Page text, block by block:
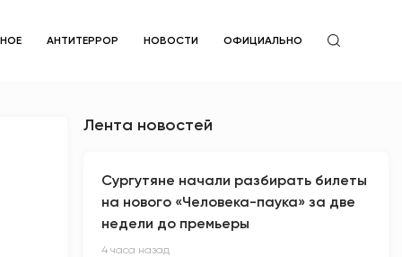
АНТИТЕРРОР НОВОСТИ ОФИЦИАЛЬНО
Лента новостей
Сургутяне начали разбирать билеты
на нового «Человека-паука» за две
недели до премьеры
4 часа назад